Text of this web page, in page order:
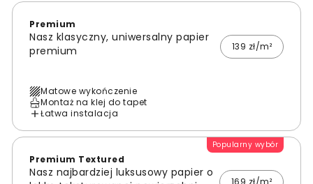
Premium
Nasz klasyczny, uniwersalny papier
premium
139 zł/m²
Matowe wykończenie
Montaż na klej do tapet
Łatwa instalacja
Popularny wybór
Premium Textured
Nasz najbardziej luksusowy papier o